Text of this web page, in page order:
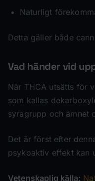
Naturligt
Detta gäller både
Vad händer vid
När THCA utsätts för
som kallas
syragrupp och ämnet
Det är först efter
psykoaktiv effekt kan
Vetenskaplig källa: